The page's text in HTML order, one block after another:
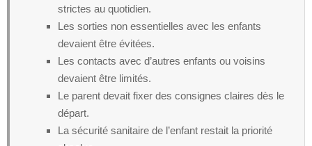
strictes au quotidien.
Les sorties non essentielles avec les enfants
devaient être évitées.
Les contacts avec d’autres enfants ou voisins
devaient être limités.
Le parent devait fixer des consignes claires dès le
départ.
La sécurité sanitaire de l’enfant restait la priorité